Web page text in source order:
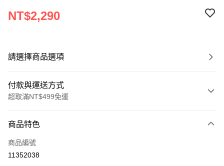
NT$2,290
請選擇商品選項
付款與運送方式
超取滿NT$499免運
信用卡一次付款
超商取貨付款
商品特色
商品編號
11352038